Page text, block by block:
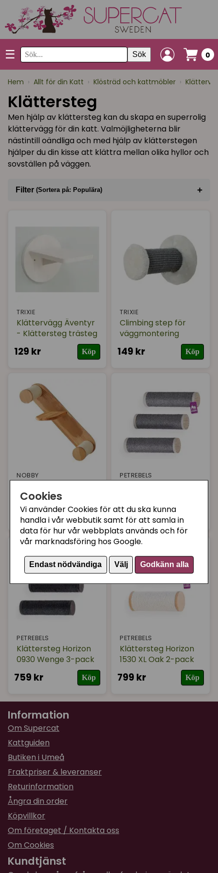
Cookies
Vi använder Cookies för att du ska kunna
handla i vår webbutik samt för att samla in
data för hur vår webbplats används och för
vår marknadsföring hos Google.
Endast nödvändiga Välj Godkänn alla
☰ Sök 0
Hem › Allt för din Katt › Klösträd och kattmöbler ›
Klättersteg
Men hjälp av klättersteg kan du skapa en superrolig
klättervägg för din katt. Valmöjligheterna blir
nästintill oändliga och med hjälp av klätterstegen
hjälper du din kisse att klättra mellan olika hyllor och
sovställen på väggen.
Filter (Sortera på: Populära) +
I lager
TRIXIE
Klättervägg Äventyr
- Klättersteg trästeg
129 kr Köp
TRIXIE
Climbing step för
väggmontering
149 kr Köp
NOBBY
trappa
499 kr Köp
PETREBELS
759 kr
PETREBELS
Klättersteg Horizon
0930 Wenge 3-pack
759 kr Köp
PETREBELS
Klättersteg Horizon
1530 XL Oak 2-pack
799 kr Köp
Information
Om Supercat
Kattguiden
Butiken i Umeå
Fraktpriser & leveranser
Returinformation
Ångra din order
Köpvillkor
Om företaget / Kontakta oss
Om Cookies
Kundtjänst